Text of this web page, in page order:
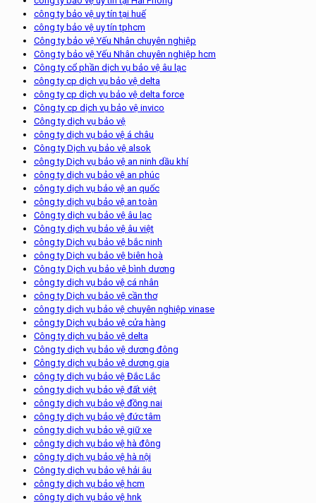
công ty bảo vệ uy tín tại huế
công ty bảo vệ uy tín tphcm
Công ty bảo vệ Yếu Nhân chuyên nghiệp
Công ty bảo vệ Yếu Nhân chuyên nghiệp hcm
Công ty cổ phần dịch vụ bảo vệ âu lạc
công ty cp dịch vụ bảo vệ delta
công ty cp dịch vụ bảo vệ delta force
Công ty cp dịch vụ bảo vệ invico
Công ty dịch vụ bảo vệ
công ty dịch vụ bảo vệ á châu
Công ty Dịch vụ bảo vệ alsok
công ty Dịch vụ bảo vệ an ninh dầu khí
công ty dịch vụ bảo vệ an phúc
công ty dịch vụ bảo vệ an quốc
công ty dịch vụ bảo vệ an toàn
Công ty dịch vụ bảo vệ âu lạc
Công ty dịch vụ bảo vệ âu việt
công ty Dịch vụ bảo vệ bắc ninh
công ty Dịch vụ bảo vệ biên hoà
Công ty Dịch vụ bảo vệ bình dương
công ty dịch vụ bảo vệ cá nhân
công ty Dịch vụ bảo vệ cần thơ
công ty dịch vụ bảo vệ chuyên nghiệp vinase
công ty Dịch vụ bảo vệ cửa hàng
Công ty dịch vụ bảo vệ delta
Công ty dịch vụ bảo vệ dương đông
Công ty dịch vụ bảo vệ dương gia
công ty dịch vụ bảo vệ Đắc Lắc
công ty dịch vụ bảo vệ đất việt
công ty dịch vụ bảo vệ đồng nai
công ty dịch vụ bảo vệ đức tâm
công ty dịch vụ bảo vệ giữ xe
công ty dịch vụ bảo vệ hà đông
công ty dịch vụ bảo vệ hà nội
Công ty dịch vụ bảo vệ hải âu
công ty dịch vụ bảo vệ hcm
công ty dịch vụ bảo vệ hnk